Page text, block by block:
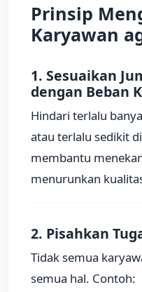
Prinsip
Karyawan
1. Sesuaikan
dengan Beban
Hindari terlalu
atau terlalu sedikit
membantu
menurunkan
2. Pisahkan
Tidak semua
semua hal. Contoh: